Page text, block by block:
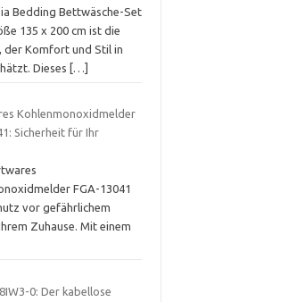
Bedding Bettwäsche-Set
135 x 200 cm ist die
der Komfort und Stil in
Dieses
[…]
Kohlenmonoxidmelder
Sicherheit für Ihr
FGA-13041
vor gefährlichem
Zuhause. Mit einem
0: Der kabellose